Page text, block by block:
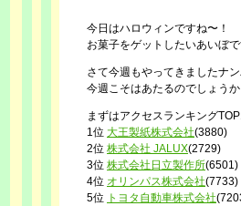
今日はハロウィンですね〜！
お菓子をゲットしたいあいぼで
さて今週もやってきましたナン
今週こそはあたるのでしょうか
まずはアクセスランキング
1位 大王製紙株式会社(3880)
2位 株式会社 JALUX(2729)
3位 株式会社日立製作所(6501)
4位 オリンパス株式会社(7733)
5位 トヨタ自動車株式会社